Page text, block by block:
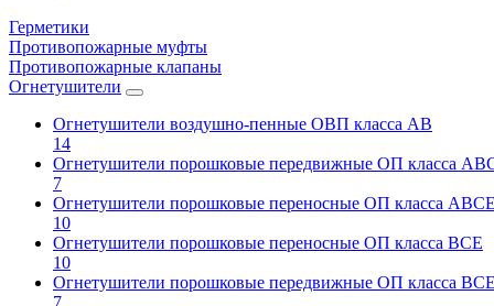
Герметики
Противопожарные муфты
Противопожарные клапаны
Огнетушители
Огнетушители воздушно-пенные ОВП класса АВ
14
Огнетушители порошковые передвижные ОП класса
7
Огнетушители порошковые переносные ОП класса АВСЕ
10
Огнетушители порошковые переносные ОП класса ВСЕ
10
Огнетушители порошковые передвижные ОП класса ВСЕ
7